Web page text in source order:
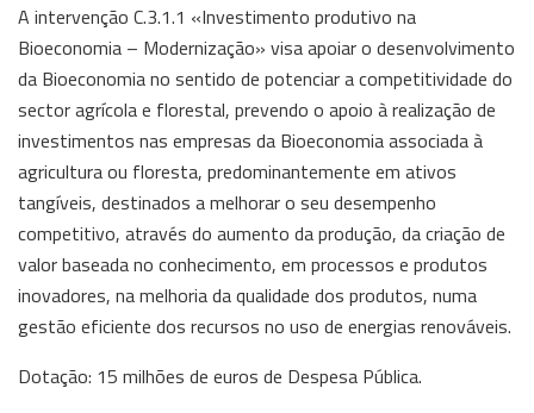
A intervenção C.3.1.1 «Investimento produtivo na
Bioeconomia – Modernização» visa apoiar o desenvolvimento
da Bioeconomia no sentido de potenciar a competitividade do
sector agrícola e florestal, prevendo o apoio à realização de
investimentos nas empresas da Bioeconomia associada à
agricultura ou floresta, predominantemente em ativos
tangíveis, destinados a melhorar o seu desempenho
competitivo, através do aumento da produção, da criação de
valor baseada no conhecimento, em processos e produtos
inovadores, na melhoria da qualidade dos produtos, numa
gestão eficiente dos recursos no uso de energias renováveis.
Dotação: 15 milhões de euros de Despesa Pública.